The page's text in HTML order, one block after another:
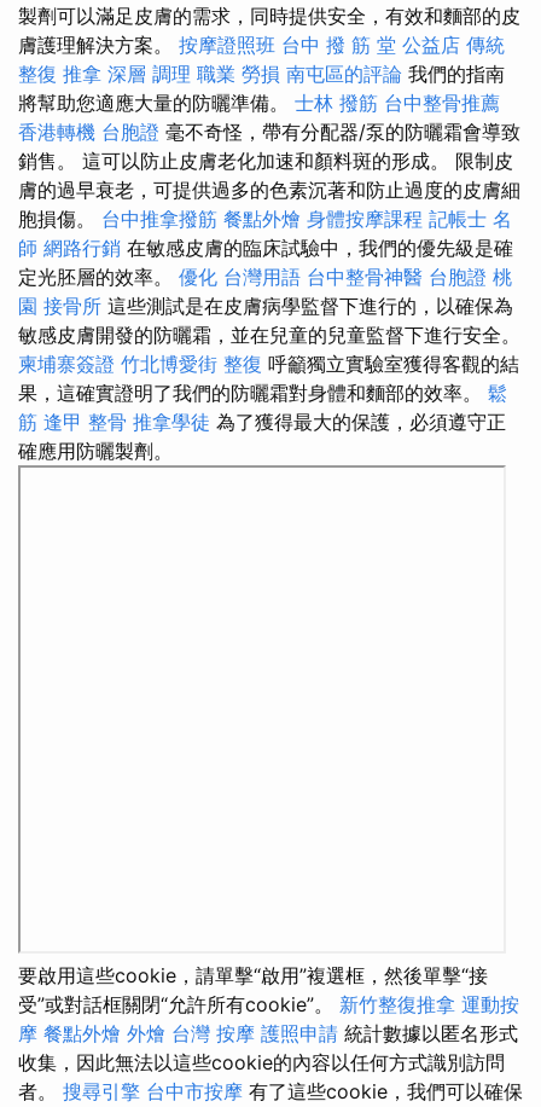
製劑可以滿足皮膚的需求，同時提供安全，有效和麵部的皮
膚護理解決方案。 按摩證照班 台中 撥 筋 堂 公益店 傳統
整復 推拿 深層 調理 職業 勞損 南屯區的評論 我們的指南
將幫助您適應大量的防曬準備。 士林 撥筋 台中整骨推薦
香港轉機 台胞證 毫不奇怪，帶有分配器/泵的防曬霜會導致
銷售。 這可以防止皮膚老化加速和顏料斑的形成。 限制皮
膚的過早衰老，可提供過多的色素沉著和防止過度的皮膚細
胞損傷。 台中推拿撥筋 餐點外燴 身體按摩課程 記帳士 名
師 網路行銷 在敏感皮膚的臨床試驗中，我們的優先級是確
定光胚層的效率。 優化 台灣用語 台中整骨神醫 台胞證 桃
園 接骨所 這些測試是在皮膚病學監督下進行的，以確保為
敏感皮膚開發的防曬霜，並在兒童的兒童監督下進行安全。
柬埔寨簽證 竹北博愛街 整復 呼籲獨立實驗室獲得客觀的結
果，這確實證明了我們的防曬霜對身體和麵部的效率。 鬆
筋 逢甲 整骨 推拿學徒 為了獲得最大的保護，必須遵守正
確應用防曬製劑。
要啟用這些cookie，請單擊“啟用”複選框，然後單擊“接
受”或對話框關閉“允許所有cookie”。 新竹整復推拿 運動按
摩 餐點外燴 外燴 台灣 按摩 護照申請 統計數據以匿名形式
收集，因此無法以這些cookie的內容以任何方式識別訪問
者。 搜尋引擎 台中市按摩 有了這些cookie，我們可以確保